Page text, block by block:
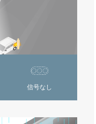
信号なし